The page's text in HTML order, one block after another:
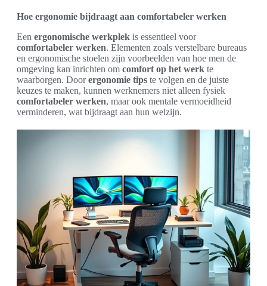
Hoe ergonomie bijdraagt aan comfortabeler werken
Een ergonomische werkplek is essentieel voor
comfortabeler werken. Elementen zoals verstelbare bureaus
en ergonomische stoelen zijn voorbeelden van hoe men de
omgeving kan inrichten om comfort op het werk te
waarborgen. Doorergonomie tips te volgen en de juiste
keuzes te maken, kunnen werknemers niet alleen fysiek
comfortabeler werken, maar ook mentale vermoeidheid
verminderen, wat bijdraagt aan hun welzijn.